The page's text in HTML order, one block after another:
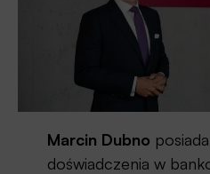
Marcin Dubno
doświadczenia w